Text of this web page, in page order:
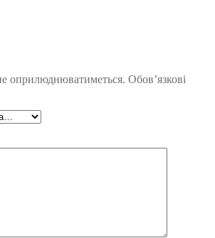
оприлюднюватиметься. Обов’язкові